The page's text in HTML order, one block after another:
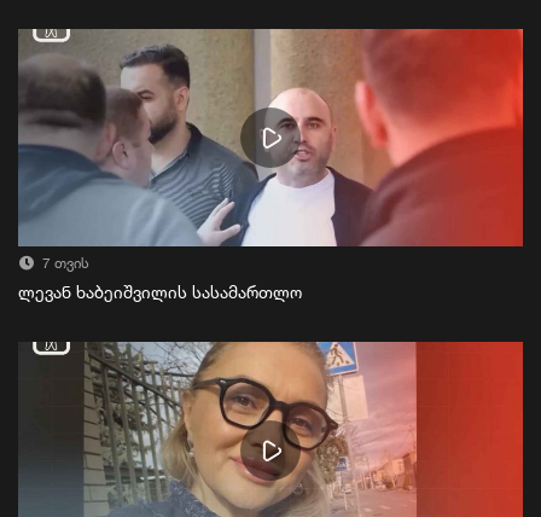
7 თვის
ლევან ხაბეიშვილის სასამართლო